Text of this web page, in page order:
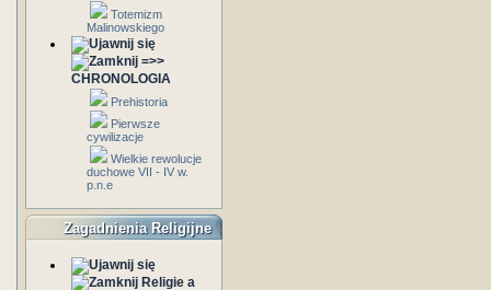
Totemizm
Malinowskiego
=>>
CHRONOLOGIA
Prehistoria
Pierwsze
cywilizacje
Wielkie rewolucje
duchowe VII - IV w.
p.n.e
Zagadnienia Religijne
Religie a